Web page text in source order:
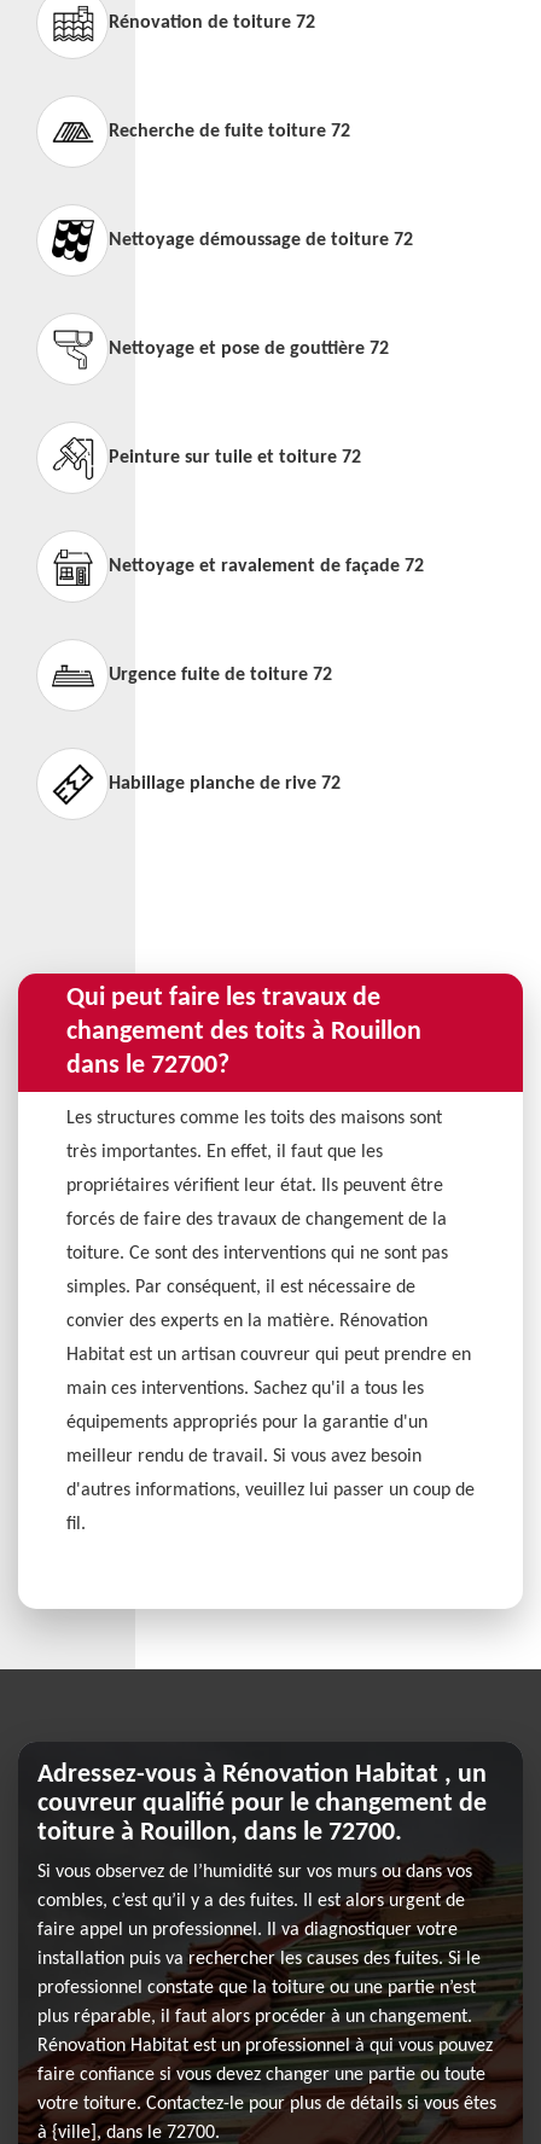
Rénovation de toiture 72
Recherche de fuite toiture 72
Nettoyage démoussage de toiture 72
Nettoyage et pose de gouttière 72
Peinture sur tuile et toiture 72
Nettoyage et ravalement de façade 72
Urgence fuite de toiture 72
Habillage planche de rive 72
Qui peut faire les travaux de
changement des toits à Rouillon
dans le 72700?
Les structures comme les toits des maisons sont
très importantes. En effet, il faut que les
propriétaires vérifient leur état. Ils peuvent être
forcés de faire des travaux de changement de la
toiture. Ce sont des interventions qui ne sont pas
simples. Par conséquent, il est nécessaire de
convier des experts en la matière. Rénovation
Habitat est un artisan couvreur qui peut prendre en
main ces interventions. Sachez qu'il a tous les
équipements appropriés pour la garantie d'un
meilleur rendu de travail. Si vous avez besoin
d'autres informations, veuillez lui passer un coup de
fil.
Adressez-vous à Rénovation Habitat , un
couvreur qualifié pour le changement de
toiture à Rouillon, dans le 72700.
Si vous observez de l’humidité sur vos murs ou dans vos
combles, c’est qu’il y a des fuites. Il est alors urgent de
faire appel un professionnel. Il va diagnostiquer votre
installation puis va rechercher les causes des fuites. Si le
professionnel constate que la toiture ou une partie n’est
plus réparable, il faut alors procéder à un changement.
Rénovation Habitat est un professionnel à qui vous pouvez
faire confiance si vous devez changer une partie ou toute
votre toiture. Contactez-le pour plus de détails si vous êtes
à {ville], dans le 72700.